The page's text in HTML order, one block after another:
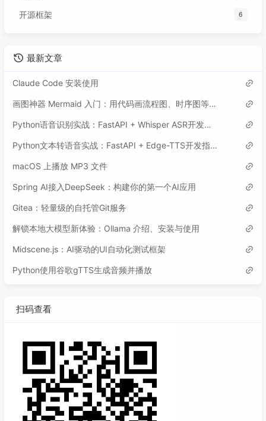
开源框架 6
最新文章
Claude Code 安装使用
画图神器 Mermaid 入门：用代码画流程图、时序图等各类图表
Python语音识别实战：FastAPI + Whisper ASR开发指南
Python文本转语音实战：FastAPI + Edge-TTS开发指南
macOS 上播放 MP3 文件
Spring AI接入DeepSeek：构建你的第一个AI应用
Gitea：轻量级的自托管Git服务
解锁本地大模型新体验：Ollama 介绍、安装与使用
Midscene.js：AI驱动的UI自动化测试框架
Python使用谷歌gTTS生成音频并播放
扫码查看